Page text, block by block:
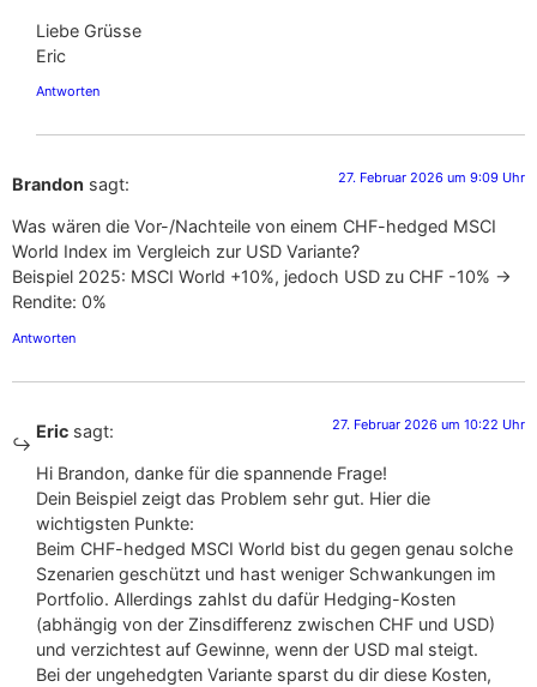
Liebe Grüsse
Eric
Antworten
Brandon sagt: 27. Februar 2026 um 9:09 Uhr
Was wären die Vor-/Nachteile von einem CHF-hedged MSCI
World Index im Vergleich zur USD Variante?
Beispiel 2025: MSCI World +10%, jedoch USD zu CHF -10% ->
Rendite: 0%
Antworten
Eric sagt: 27. Februar 2026 um 10:22 Uhr
Hi Brandon, danke für die spannende Frage!
Dein Beispiel zeigt das Problem sehr gut. Hier die
wichtigsten Punkte:
Beim CHF-hedged MSCI World bist du gegen genau solche
Szenarien geschützt und hast weniger Schwankungen im
Portfolio. Allerdings zahlst du dafür Hedging-Kosten
(abhängig von der Zinsdifferenz zwischen CHF und USD)
und verzichtest auf Gewinne, wenn der USD mal steigt.
Bei der ungehedgten Variante sparst du dir diese Kosten,